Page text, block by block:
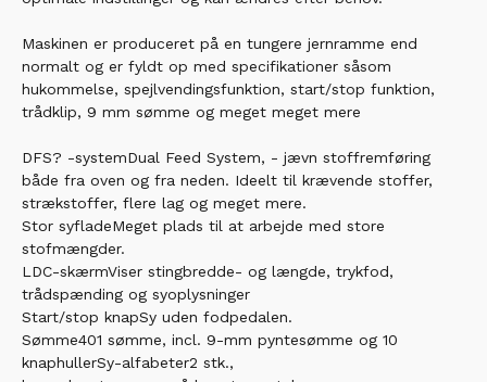
Maskinen er produceret på en tungere jernramme end
normalt og er fyldt op med specifikationer såsom
hukommelse, spejlvendingsfunktion, start/stop funktion,
trådklip, 9 mm sømme og meget meget mere
DFS? -systemDual Feed System, - jævn stoffremføring
både fra oven og fra neden. Ideelt til krævende stoffer,
strækstoffer, flere lag og meget mere.
Stor syfladeMeget plads til at arbejde med store
stofmængder.
LDC-skærmViser stingbredde- og længde, trykfod,
trådspænding og syoplysninger
Start/stop knapSy uden fodpedalen.
Sømme401 sømme, incl. 9-mm pyntesømme og 10
knaphullerSy-alfabeter2 stk.,